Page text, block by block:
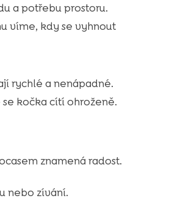
a potřebu prostoru.
víme, kdy se vyhnout
rychlé a nenápadné.
kočka cítí ohroženě.
znamená radost.
nebo zívání.